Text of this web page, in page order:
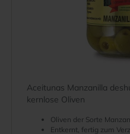
Aceitunas Manzanilla
kernlose Oliven
Oliven der Sorte
Entkernt, fertig zum